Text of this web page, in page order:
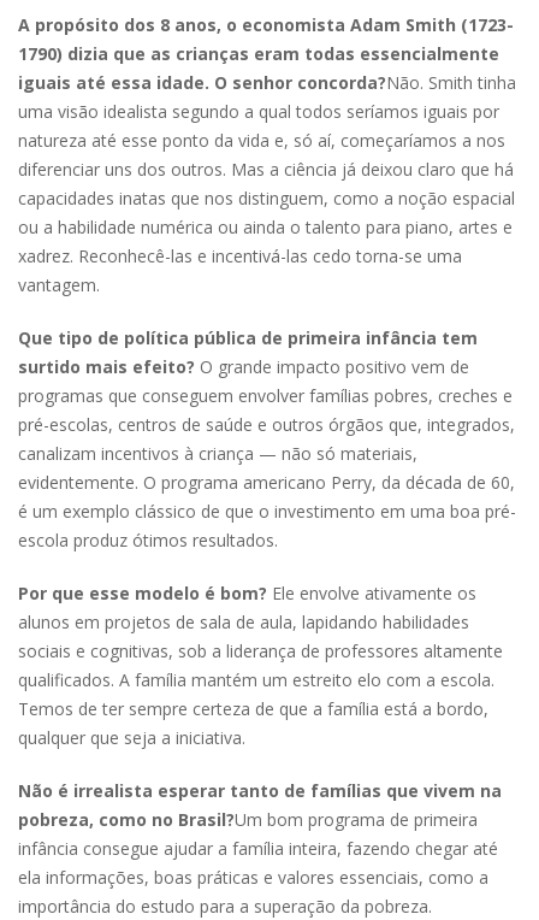
A propósito dos 8 anos, o economista Adam Smith (1723-
1790) dizia que as crianças eram todas essencialmente
iguais até essa idade. O senhor concorda?Não. Smith tinha
uma visão idealista segundo a qual todos seríamos iguais por
natureza até esse ponto da vida e, só aí, começaríamos a nos
diferenciar uns dos outros. Mas a ciência já deixou claro que há
capacidades inatas que nos distinguem, como a noção espacial
ou a habilidade numérica ou ainda o talento para piano, artes e
xadrez. Reconhecê-las e incentivá-las cedo torna-­se uma
vantagem.
Que tipo de política pública de primeira infância tem
surtido mais efeito? O grande impacto positivo vem de
programas que conseguem envolver famílias pobres, creches e
pré-­escolas, centros de saúde e outros órgãos que, integrados,
canalizam incentivos à criança — não só materiais,
evidentemente. O programa americano Perry, da década de 60,
é um exemplo clássico de que o investimento em uma boa pré-
escola produz ótimos resultados.
Por que esse modelo é bom? Ele envolve ativamente os
alunos em projetos de sala de aula, lapidando habilidades
sociais e cognitivas, sob a liderança de professores altamente
qualificados. A família mantém um estreito elo com a escola.
Temos de ter sempre certeza de que a família está a bordo,
qualquer que seja a iniciativa.
Não é irrealista esperar tanto de famílias que vivem na
pobreza, como no Brasil?Um bom programa de primeira
infância consegue ajudar a família inteira, fazendo chegar até
ela informações, boas práticas e valores essenciais, como a
importância do estudo para a superação da pobreza.